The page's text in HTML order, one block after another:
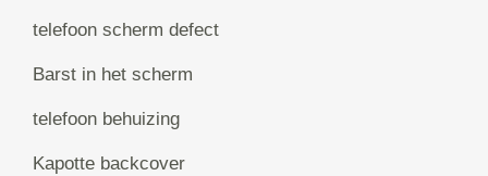
telefoon scherm defect
Barst in het scherm
telefoon behuizing
Kapotte backcover